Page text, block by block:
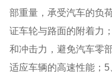
部重量，承受汽车的负
证车轮与路面的附着力
和冲击力，避免汽车零
适应车辆的高速性能；5